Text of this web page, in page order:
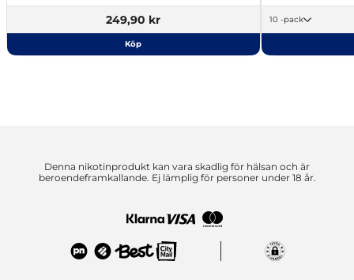
249,90 kr
Köp
10 -pack
Denna nikotinprodukt kan vara skadlig för hälsan och är
beroendeframkallande. Ej lämplig för personer under 18 år.